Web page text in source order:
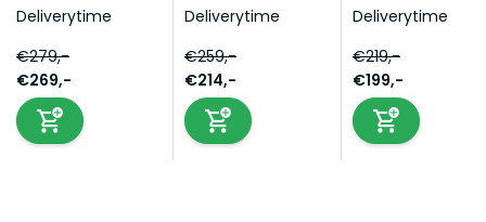
Deliverytime
€279,-
€269,-
Deliverytime
€259,-
€214,-
Deliverytime
€219,-
€199,-